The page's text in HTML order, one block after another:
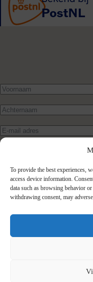
To provide the best experiences,
access device information.
data such as browsing behavior
withdrawing consent, may